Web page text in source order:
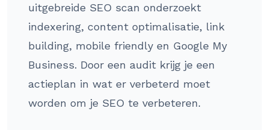
uitgebreide SEO scan onderzoekt
indexering, content optimalisatie, link
building, mobile friendly en Google My
Business. Door een audit krijg je een
actieplan in wat er verbeterd moet
worden om je SEO te verbeteren.